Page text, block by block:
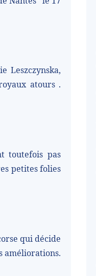
Leszczynska,
atours .
toutefois pas
petites folies
qui décide
améliorations.